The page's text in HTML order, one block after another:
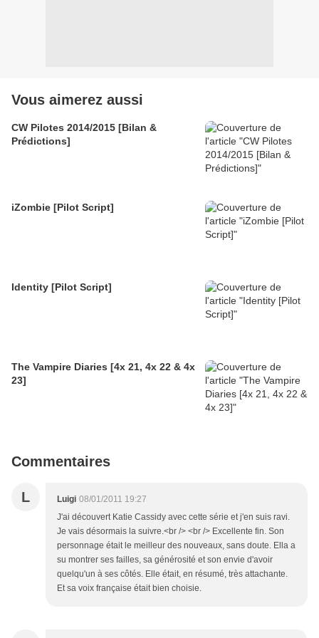
Vous aimerez aussi
CW Pilotes 2014/2015 [Bilan &
Prédictions]
iZombie [Pilot Script]
Identity [Pilot Script]
The Vampire Diaries [4x 21, 4x 22 & 4x
23]
Commentaires
L Luigi 08/01/2011 19:27
J'ai découvert Katie Cassidy avec cette série et j'en suis ravi.
Je vais désormais la suivre.<br /> <br /> Excellente fin. Son
personnage était le meilleur des nouveaux, sans doute. Ella a
su montrer ses failles, sa générosité et son envie d'avoir
quelqu'un à ses côtés. Elle était, en résumé, très attachante.
Et sa voix française était bien choisie.